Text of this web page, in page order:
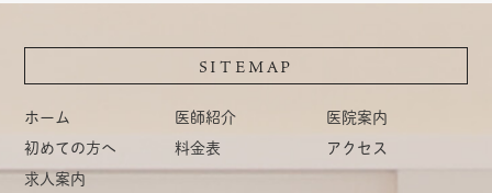
SITEMAP
ホーム 医師紹介
医院案内
初めての方へ
料金表
アクセス
求人案内